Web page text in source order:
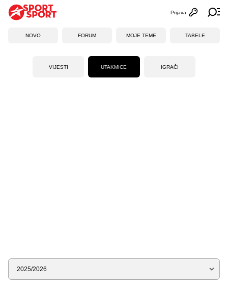
Otvori
Prijava
NOVO FORUM MOJE TEME TABELE
VIJESTI UTAKMICE IGRAČI
Sezona